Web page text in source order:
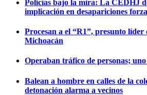
Policías bajo la mira: La CEDHJ
implicación en desapariciones
Procesan a el “R1”, presunto
Michoacán
Operaban tráfico de personas;
Balean a hombre en calles de la
detonación alarma a vecinos